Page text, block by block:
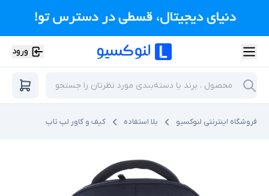
ورود
فروشگاه اینترنتی لنوکسیو بلا استفاده کیف و کاور لپ تاپ